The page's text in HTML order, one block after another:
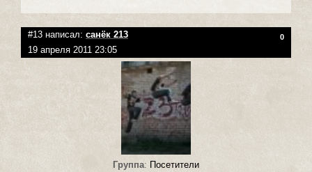
#13 написал: санёк 213 0
19 апреля 2011 23:05
Группа: Посетители